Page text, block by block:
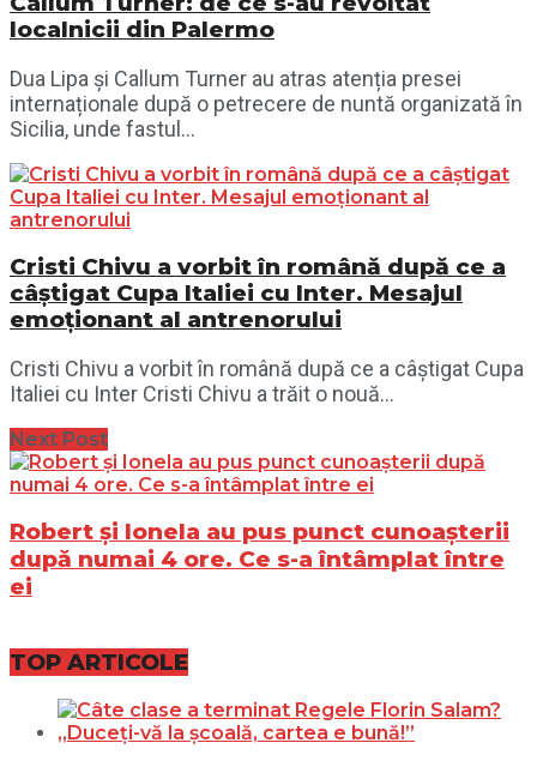
localnicii din Palermo
Dua Lipa și Callum Turner au atras atenția presei
internaționale după o petrecere de nuntă organizată în
Sicilia, unde fastul...
Cristi Chivu a vorbit în română după ce a
câștigat Cupa Italiei cu Inter. Mesajul
emoționant al antrenorului
Cristi Chivu a vorbit în română după ce a câștigat Cupa
Italiei cu Inter Cristi Chivu a trăit o nouă...
Next Post
Robert și Ionela au pus punct cunoașterii
după numai 4 ore. Ce s-a întâmplat între
ei
TOP ARTICOLE